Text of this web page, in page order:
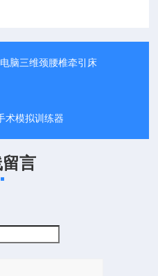
脑三维颈腰椎牵引床
术模拟训练器
言